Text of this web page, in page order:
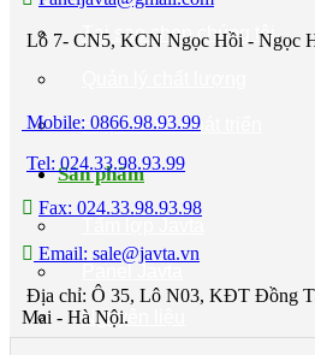
Tại sao chọn chúng tôi
Hợp tác và Phát triển
Sản phẩm
Nguyên liệu
Lô 7- CN5, KCN Ngọc Hồi - Ngọc
Mobile: 0866.98.93.99
Tel: 024.33.98.93.99
Fax: 024.33.98.93.98
Email: sale@javta.vn
Địa chỉ: Ô 35, Lô N03, KĐT Đồng
Mai - Hà Nội.